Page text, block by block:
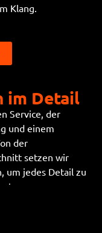
Klang.
im Detail
Service, der
und einem
der
setzen wir
um jedes Detail zu